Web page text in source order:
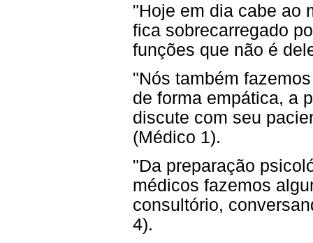
"Hoje em dia cabe ao
fica sobrecarregado
funções que não é
"Nós também
de forma empática, a
discute com seu
(Médico 1).
"Da preparação
médicos fazemos
consultório,
4).